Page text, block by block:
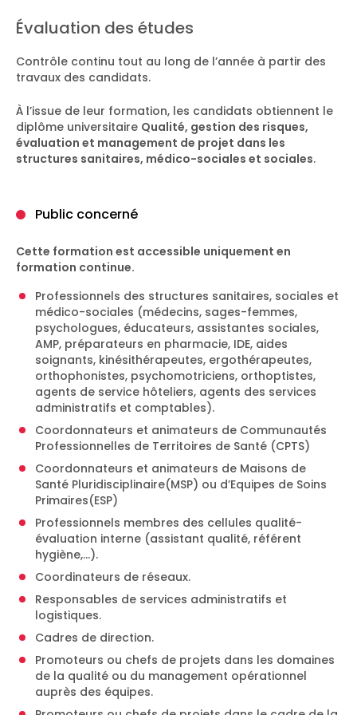
Évaluation des études
Contrôle continu tout au long de l’année à partir des
travaux des candidats.
À l’issue de leur formation, les candidats obtiennent le
diplôme universitaire Qualité, gestion des risques,
évaluation et management de projet dans les
structures sanitaires, médico-sociales et sociales.
Public concerné
Cette formation est accessible uniquement en
formation continue.
Professionnels des structures sanitaires, sociales et
médico-sociales (médecins, sages-femmes,
psychologues, éducateurs, assistantes sociales,
AMP, préparateurs en pharmacie, IDE, aides
soignants, kinésithérapeutes, ergothérapeutes,
orthophonistes, psychomotriciens, orthoptistes,
agents de service hôteliers, agents des services
administratifs et comptables).
Coordonnateurs et animateurs de Communautés
Professionnelles de Territoires de Santé (CPTS)
Coordonnateurs et animateurs de Maisons de
Santé Pluridisciplinaire(MSP) ou d’Equipes de Soins
Primaires(ESP)
Professionnels membres des cellules qualité-
évaluation interne (assistant qualité, référent
hygiène,…).
Coordinateurs de réseaux.
Responsables de services administratifs et
logistiques.
Cadres de direction.
Promoteurs ou chefs de projets dans les domaines
de la qualité ou du management opérationnel
auprès des équipes.